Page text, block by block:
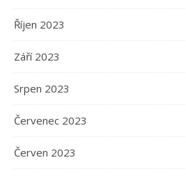
Říjen 2023
Září 2023
Srpen 2023
Červenec 2023
Červen 2023